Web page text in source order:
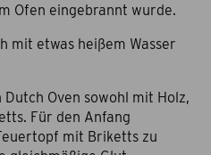
Ofen eingebrannt wurde.
mit etwas heißem Wasser
Oven sowohl mit Holz,
Für den Anfang
mit Briketts zu